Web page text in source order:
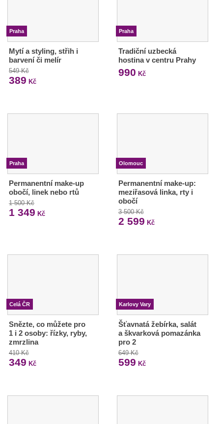
Praha
Mytí a styling, střih i
barvení či melír
549 Kč
389 Kč
Praha
Tradiční uzbecká
hostina v centru Prahy
990 Kč
Praha
Permanentní make-up
obočí, linek nebo rtů
1 500 Kč
1 349 Kč
Olomouc
Permanentní make-up:
meziřasová linka, rty i
obočí
3 500 Kč
2 599 Kč
Celá ČR
Snězte, co můžete pro
1 i 2 osoby: řízky, ryby,
zmrzlina
410 Kč
349 Kč
Karlovy Vary
Šťavnatá žebírka, salát
a škvarková pomazánka
pro 2
649 Kč
599 Kč